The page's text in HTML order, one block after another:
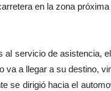
en la zona
servicio de asistencia,
va a llegar a su destino,
se dirigió hacia el